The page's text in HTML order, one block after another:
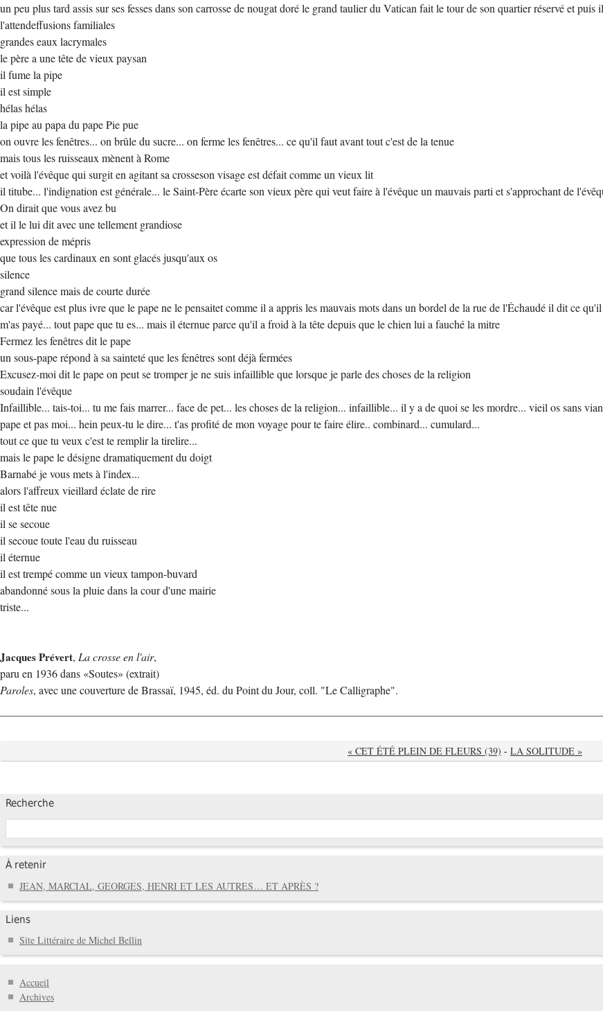
un peu plus tard assis sur ses fesses dans son carrosse de nougat doré le grand taulier du Vatican fait le tour de son quartier réservé et
l'attendeffusions familiales
grandes eaux lacrymales
le père a une tête de vieux paysan
il fume la pipe
il est simple
hélas hélas
la pipe au papa du pape Pie pue
on ouvre les fenêtres... on brûle du sucre... on ferme les fenêtres... ce qu'il faut avant tout c'est de la tenue
mais tous les ruisseaux mènent à Rome
et voilà l'évêque qui surgit en agitant sa crosseson visage est défait comme un vieux lit
il titube... l'indignation est générale... le Saint-Père écarte son vieux père qui veut faire à l'évêque un mauvais parti et s'approchant de
On dirait que vous avez bu
et il le lui dit avec une tellement grandiose
expression de mépris
que tous les cardinaux en sont glacés jusqu'aux os
silence
grand silence mais de courte durée
car l'évêque est plus ivre que le pape ne le pensaitet comme il a appris les mauvais mots dans un bordel de la rue de l'Échaudé il dit ce
m'as payé... tout pape que tu es... mais il éternue parce qu'il a froid à la tête depuis que le chien lui a fauché la mitre
Fermez les fenêtres dit le pape
un sous-pape répond à sa sainteté que les fenêtres sont déjà fermées
Excusez-moi dit le pape on peut se tromper je ne suis infaillible que lorsque je parle des choses de la religion
soudain l'évêque
Infaillible... tais-toi... tu me fais marrer... face de pet... les choses de la religion... infaillible... il y a de quoi se les mordre... vieil os sans
pape et pas moi... hein peux-tu le dire... t'as profité de mon voyage pour te faire élire.. combinard... cumulard...
tout ce que tu veux c'est te remplir la tirelire...
mais le pape le désigne dramatiquement du doigt
Barnabé je vous mets à l'index...
alors l'affreux vieillard éclate de rire
il est tête nue
il se secoue
il secoue toute l'eau du ruisseau
il éternue
il est trempé comme un vieux tampon-buvard
abandonné sous la pluie dans la cour d'une mairie
triste...
Jacques Prévert, La crosse en l'air,
paru en 1936 dans «Soutes» (extrait)
Paroles, avec une couverture de Brassaï, 1945, éd. du Point du Jour, coll. "Le Calligraphe".
« CET ÉTÉ PLEIN DE FLEURS (39) - LA SOLITUDE »
Recherche
À retenir
JEAN, MARCIAL, GEORGES, HENRI ET LES AUTRES… ET APRÈS ?
Liens
Site Littéraire de Michel Bellin
Accueil
Archives